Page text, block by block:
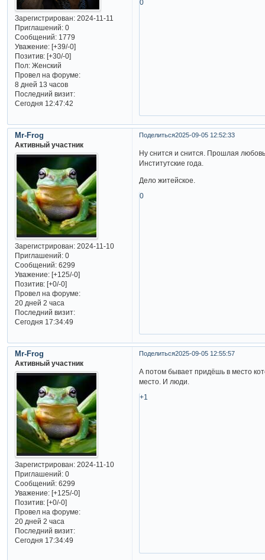
Зарегистрирован: 2024-11-11
Приглашений:0
Сообщений:1779
Уважение: [+39/-0]
Позитив: [+30/-0]
Пол:Женский
Провел на форуме:
8 дней 13 часов
Последний визит:
Сегодня 12:47:42
0
Поделиться2025-09-05 12:52:33
Mr-Frog
Активный участник
Зарегистрирован: 2024-11-10
Приглашений:0
Сообщений:6299
Уважение: [+125/-0]
Позитив: [+0/-0]
Провел на форуме:
20 дней 2 часа
Последний визит:
Сегодня 17:34:49
Ну снится и снится. Прошлая
Институтские года.
Дело житейское.
0
Поделиться2025-09-05 12:55:57
Mr-Frog
Активный участник
Зарегистрирован: 2024-11-10
Приглашений:0
Сообщений:6299
Уважение: [+125/-0]
Позитив: [+0/-0]
Провел на форуме:
20 дней 2 часа
Последний визит:
Сегодня 17:34:49
А потом бывает придёшь в место
место. И люди.
+1